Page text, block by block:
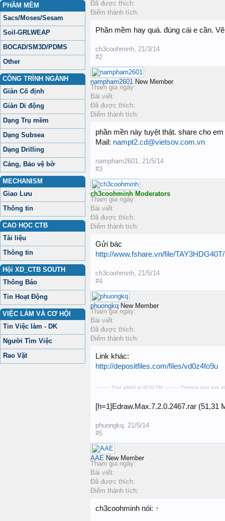
PHẦM MỀM
Sacs/Moses/Sesam
Soil-GRLWEAP
BOCAD/SM3D/PDMS
Other
CÔNG TRÌNH NGÀNH
Giàn Cố định
Giàn Di động
Dạng Trụ mềm
Dạng Subsea
Dạng Drilling
Cảng, Bảo vệ bờ
MECHANISM
Giao Lưu
Thông tin
CAO HỌC CTB
Tài liệu
Thông tin
Hội XD_CTB SOUTH
Thông Báo
Tin Hoạt Động
VIỆC LÀM VÀ CƠ HỘI
Tin Việc làm - DK
Người Tìm Việc
Rao Vặt
Đã được thích:
Điểm thành tích:
Phần mềm hay quá. đúng cái e cần.
ch3coohminh, 21/3/14
#2
nampham2601 New Member
Tham gia ngày:
Bài viết:
Đã được thích:
Điểm thành tích:
phần mền này tuyệt thật. share cho
Mail: nampt2.cd@vietsov.com.vn
nampham2601, 21/5/14
#3
ch3coohminh Moderators
Tham gia ngày:
Bài viết:
Đã được thích:
Điểm thành tích:
Gửi bác
http://www.fshare.vn/file/TAY3HDG40T/
ch3coohminh, 21/5/14
#4
phuongkq New Member
Tham gia ngày:
Bài viết:
Đã được thích:
Điểm thành tích:
Link khác:
http://depositfiles.com/files/vd0z4fo9u
---------- Post added at 08:02 PM ---------- Previous post was
[h=1]Edraw.Max.7.2.0.2467.rar (51,31
phuongkq, 21/5/14
#5
AAE New Member
Tham gia ngày:
Bài viết:
Đã được thích:
Điểm thành tích:
ch3coohminh nói: ↑